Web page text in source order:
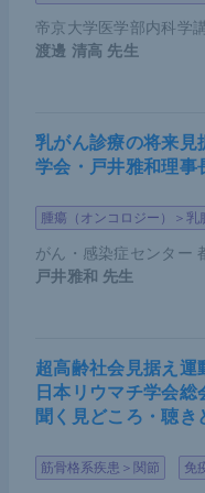
団におけるOSの優
3. 全体集団での優越
析を行ったところ、
は得られなかった。
一方、後解析にお
≧10の症例に対して
療の選択肢が少ない
ペムブロリズマブ
のである。
帝京大学医学部内科学
渡邊 清高 先生
乳がん診療の将来
学会・戸井雅和理事
腫瘍（オンコロジー）＞乳
がん・感染症センター
戸井雅和 先生
超高齢社会見据え
日本リウマチ学会
聞く見どころ・聴き
筋骨格系疾患＞関節 免